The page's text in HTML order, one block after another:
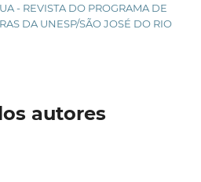
- REVISTA DO PROGRAMA DE
DA UNESP/SÃO JOSÉ DO RIO
autores